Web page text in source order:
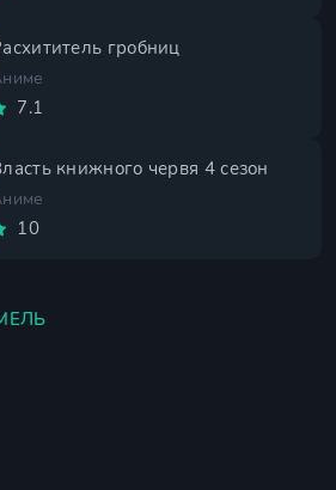
гробниц
7.1
книжного червя 4 сезон
10